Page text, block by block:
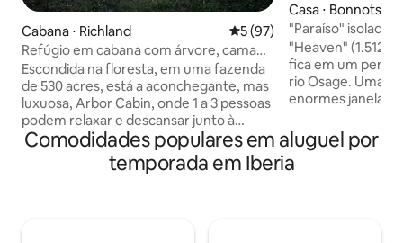
Cabana ⋅ Richland 5 de uma avaliação média
5 (97)
Refúgio em cabana com árvore, cama
king, fogueira, churrasqueira
Escondida na floresta, em uma fazenda
de 530 acres, está a aconchegante, mas
luxuosa, Arbor Cabin, onde 1 a 3 pessoas
podem relaxar e descansar junto à
fogueira sob as estrelas e acordar com
vistas tranquilas da floresta. Prepare
refeições em uma cozinha totalmente
Casa ⋅ Bonnots
"Paraíso" isolado:
do pôr do sol
"Heaven" (1.512
fica em um
rio Osage. Uma
enormes janelas
vistas para o rio e
banheira de
situadas na
Comodidades populares em aluguel por
temporada em Iberia